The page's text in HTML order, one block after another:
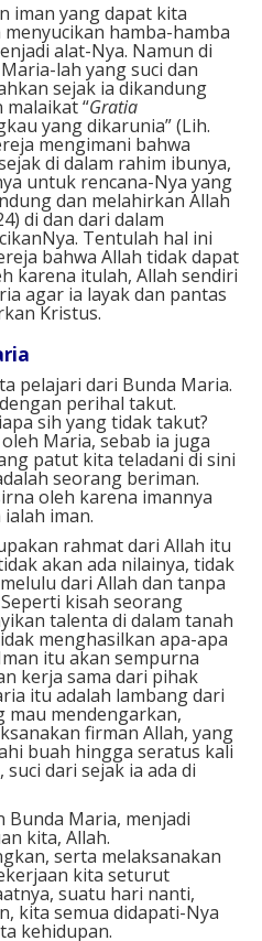
iman yang dapat kita
hamba-hamba
alat-Nya. Namun di
lah yang suci dan
sejak ia dikandung
“Gratia
yang dikarunia” (Lih.
mengimani bahwa
di dalam rahim ibunya,
untuk rencana-Nya yang
dan melahirkan Allah
di dan dari dalam
Tentulah hal ini
bahwa Allah tidak dapat
karena itulah, Allah sendiri
agar ia layak dan pantas
Kristus.
pelajari dari Bunda Maria.
perihal takut.
sih yang tidak takut?
Maria, sebab ia juga
patut kita teladani di sini
seorang beriman.
oleh karena imannya
ialah iman.
rahmat dari Allah itu
akan ada nilainya, tidak
dari Allah dan tanpa
kisah seorang
talenta di dalam tanah
menghasilkan apa-apa
itu akan sempurna
kerja sama dari pihak
itu adalah lambang dari
mau mendengarkan,
firman Allah, yang
buah hingga seratus kali
dari sejak ia ada di
Bunda Maria, menjadi
kita, Allah.
serta melaksanakan
kita seturut
suatu hari nanti,
kita semua didapati-Nya
kehidupan.